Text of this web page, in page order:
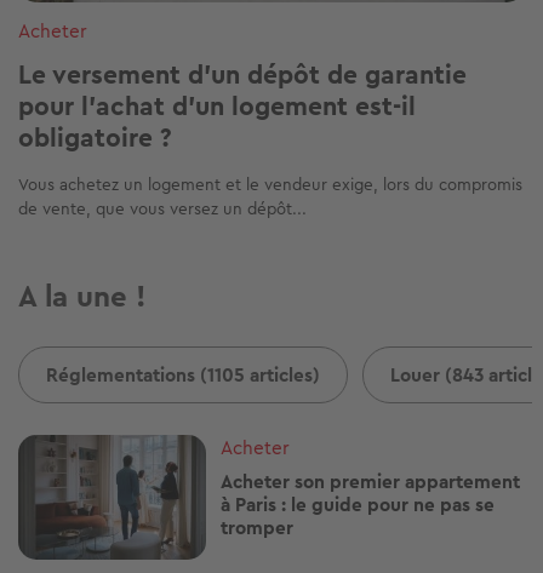
Acheter
Le versement d’un dépôt de garantie
pour l'achat d'un logement est-il
obligatoire ?
Vous achetez un logement et le vendeur exige, lors du compromis
de vente, que vous versez un dépôt...
A la une !
Réglementations (1105 articles) Louer (843
Image
Acheter
Acheter son premier appartement
à Paris : le guide pour ne pas se
tromper